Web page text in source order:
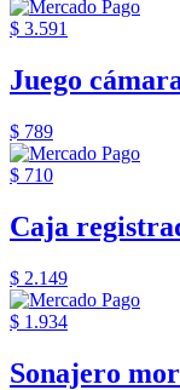
$ 3.591
Juego
$ 789
$ 710
Caja
$ 2.149
$ 1.934
Sonajero